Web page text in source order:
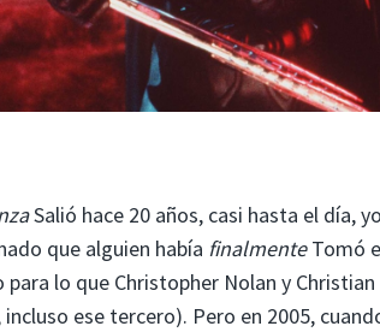
Salió hace 20 años, casi hasta el día,
que alguien había finalmenteTomó
lo que Christopher Nolan y
ese tercero). Pero en 2005,